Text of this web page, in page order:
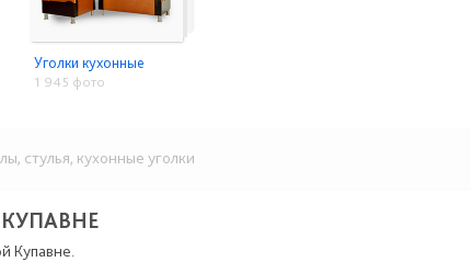
Уголки кухонные
1 945 фото
стулья, кухонные уголки
Купавне.